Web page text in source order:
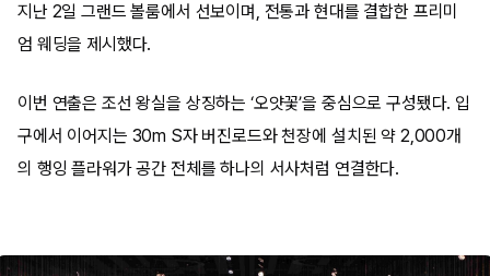
지난 2일 그랜드 볼룸에서 선보이며, 전통과 현대를 결합한 프리미
엄 웨딩을 제시했다.
이번 연출은 조선 왕실을 상징하는 ‘오얏꽃’을 중심으로 구성됐다. 입
구에서 이어지는 30m S자 버진로드와 천장에 설치된 약 2,000개
의 행잉 플라워가 공간 전체를 하나의 서사처럼 연결한다.